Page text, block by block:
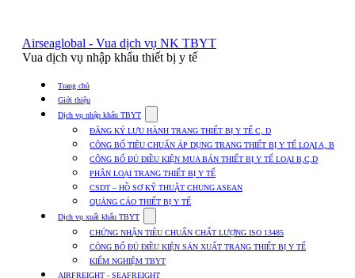
Airseaglobal - Vua dịch vụ NK TBYT
Vua dịch vụ nhập khẩu thiết bị y tế
Trang chủ
Giới thiệu
Dịch vụ nhập khẩu TBYT
submenu
for
Dịch
vụ
nhập
khẩu
TBYT
ĐĂNG KÝ LƯU HÀNH TRANG THIẾT BỊ Y TẾ C, D
CÔNG BỐ TIÊU CHUẨN ÁP DỤNG TRANG THIẾT BỊ Y TẾ LOẠI A, B
CÔNG BỐ ĐỦ ĐIỀU KIỆN MUA BÁN THIẾT BỊ Y TẾ LOẠI B,C,D
PHÂN LOẠI TRANG THIẾT BỊ Y TẾ
CSDT – HỒ SƠ KỸ THUẬT CHUNG ASEAN
QUẢNG CÁO THIẾT BỊ Y TẾ
Dịch vụ xuất khẩu TBYT
submenu
for
Dịch
vụ
xuất
CHỨNG NHẬN TIÊU CHUẨN CHẤT LƯỢNG ISO 13485
CÔNG BỐ ĐỦ ĐIỀU KIỆN SẢN XUẤT TRANG THIẾT BỊ Y TẾ
KIỂM NGHIỆM TBYT
AIRFREIGHT - SEAFREIGHT